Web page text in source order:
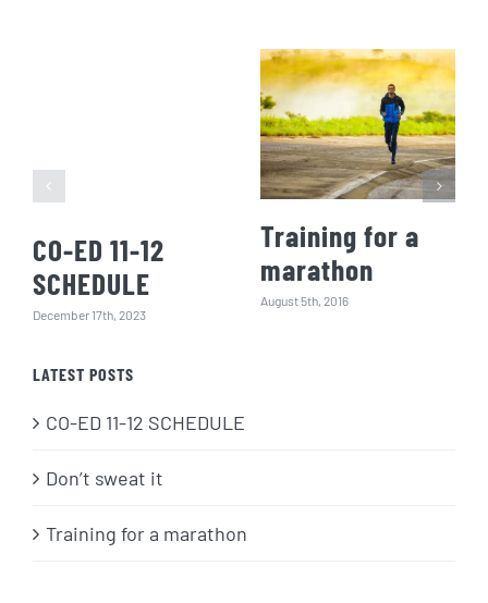
CO-ED 11-12
SCHEDULE
December 17th, 2023
Training for a
marathon
August 5th, 2016
LATEST POSTS
CO-ED 11-12 SCHEDULE
Don’t sweat it
Training for a marathon